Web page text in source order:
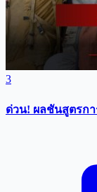
3
ด่วน! ผลชันสูตรก